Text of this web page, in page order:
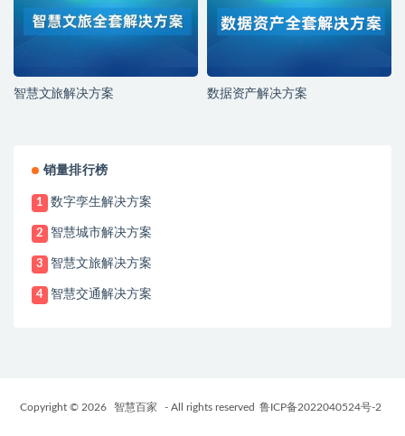
智慧文旅解决方案 数据资产解决方案
销量排行榜
1 数字孪生解决方案
2 智慧城市解决方案
3 智慧文旅解决方案
4 智慧交通解决方案
Copyright © 2026 智慧百家 - All rights reserved 鲁ICP备2022040524号-2